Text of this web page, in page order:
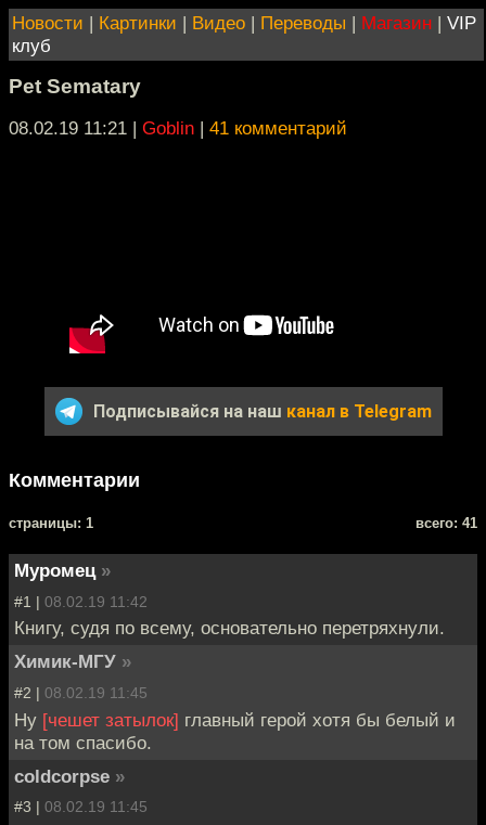
Новости | Картинки | Видео | Переводы | Магазин | VIP
клуб
Pet Sematary
08.02.19 11:21 | Goblin | 41 комментарий
Подписывайся на наш канал в Telegram
Комментарии
cтраницы: 1 всего: 41
Муромец »
#1 | 08.02.19 11:42
Книгу, судя по всему, основательно перетряхнули.
Химик-МГУ »
#2 | 08.02.19 11:45
Ну [чешет затылок] главный герой хотя бы белый и
на том спасибо.
coldcorpse »
#3 | 08.02.19 11:45